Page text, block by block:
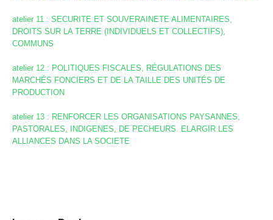
atelier 11 : SECURITE ET SOUVERAINETE ALIMENTAIRES,
DROITS SUR LA TERRE (INDIVIDUELS ET COLLECTIFS),
COMMUNS
atelier 12 : POLITIQUES FISCALES, RÉGULATIONS DES
MARCHÉS FONCIERS ET DE LA TAILLE DES UNITÉS DE
PRODUCTION
atelier 13 : RENFORCER LES ORGANISATIONS PAYSANNES,
PASTORALES, INDIGENES, DE PECHEURS. ELARGIR LES
ALLIANCES DANS LA SOCIETE